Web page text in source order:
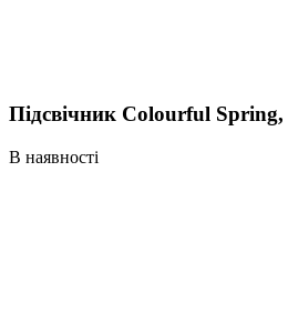
Підсвічник Colourful
В наявності